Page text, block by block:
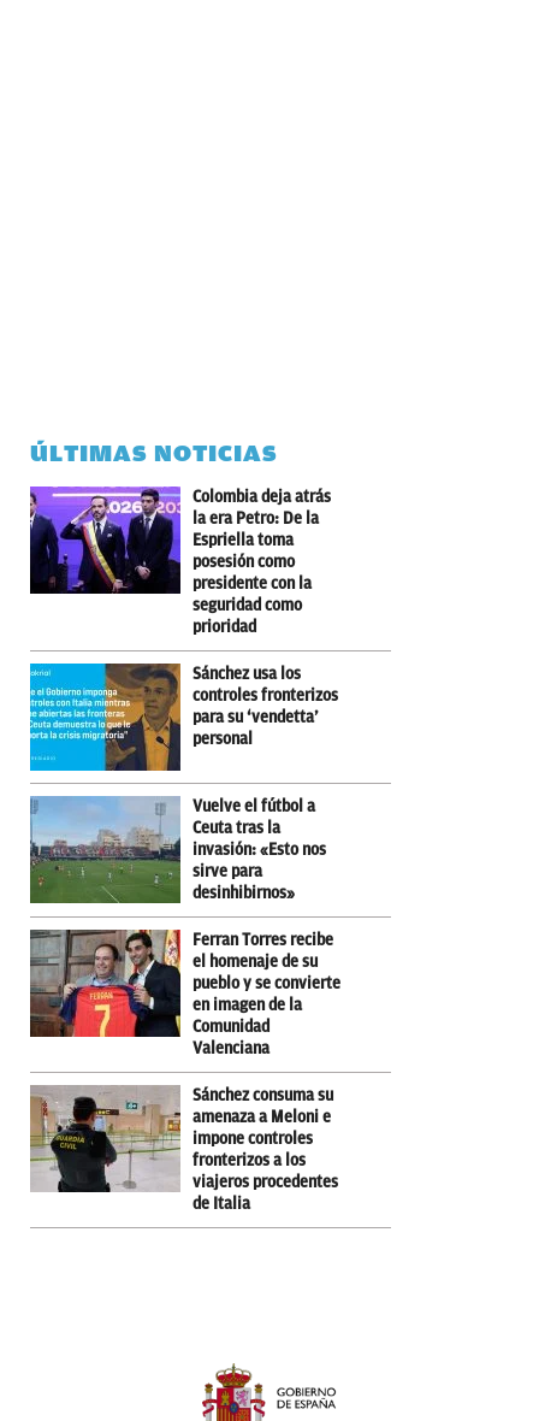
ÚLTIMAS NOTICIAS
Colombia deja atrás
la era Petro: De la
Espriella toma
posesión como
presidente con la
seguridad como
prioridad
Sánchez usa los
controles fronterizos
para su ‘vendetta’
personal
Vuelve el fútbol a
Ceuta tras la
invasión: «Esto nos
sirve para
desinhibirnos»
Ferran Torres recibe
el homenaje de su
pueblo y se convierte
en imagen de la
Comunidad
Valenciana
Sánchez consuma su
amenaza a Meloni e
impone controles
fronterizos a los
viajeros procedentes
de Italia